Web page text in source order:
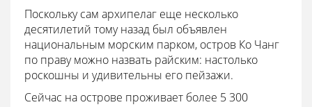
Поскольку сам архипелаг еще несколько
десятилетий тому назад был объявлен
национальным морским парком, остров Ко Чанг
по праву можно назвать райским: настолько
роскошны и удивительны его пейзажи.
Сейчас на острове проживает более 5 300